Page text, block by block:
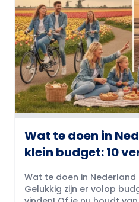
Wat te doen in
klein budget: 10
Wat te doen in
Gelukkig zijn er volop